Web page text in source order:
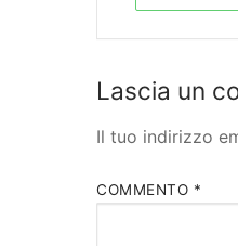
Lascia un
Il tuo indirizzo
COMMENTO *